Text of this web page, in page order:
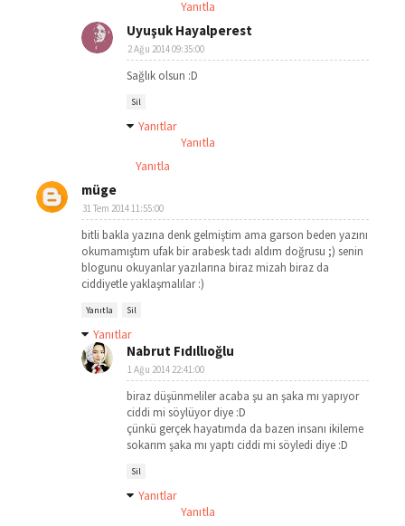
Yanıtla
Uyuşuk Hayalperest
2 Ağu 2014 09:35:00
Sağlık olsun :D
Sil
Yanıtlar
Yanıtla
Yanıtla
müge
31 Tem 2014 11:55:00
bitli bakla yazına denk gelmiştim ama garson beden yazını
okumamıştım ufak bir arabesk tadı aldım doğrusu ;) senin
blogunu okuyanlar yazılarına biraz mizah biraz da
ciddiyetle yaklaşmalılar :)
Yanıtla Sil
Yanıtlar
Nabrut Fıdıllıoğlu
1 Ağu 2014 22:41:00
biraz düşünmeliler acaba şu an şaka mı yapıyor
ciddi mi söylüyor diye :D
çünkü gerçek hayatımda da bazen insanı ikileme
sokarım şaka mı yaptı ciddi mi söyledi diye :D
Sil
Yanıtlar
Yanıtla